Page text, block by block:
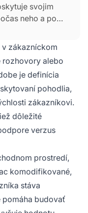
svojim
neho a po
profesionálne
ich
procesy.
v zákazníckom
rozhovory alebo
je definícia
pohodlia,
zákazníkovi.
dôležité
verzus
prostredí,
komodifikované,
stáva
pomáha budovať